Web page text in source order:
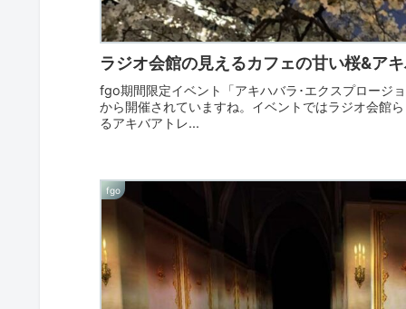
ラジオ会館の見えるカフェの甘い桜&ア
fgo期間限定イベント「アキハバラ･エクスプロージ
から開催されていますね。イベントではラジオ会館
るアキバアトレ...
fgo